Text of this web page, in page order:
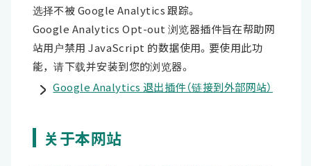
选择不被 Google Analytics 跟踪。
Google Analytics Opt-out 浏览器插件旨在帮助网
站用户禁用 JavaScript 的数据使用。要使用此功
能，请下载并安装到您的浏览器。
Google Analytics 退出插件（链接到外部网站）
关于本网站